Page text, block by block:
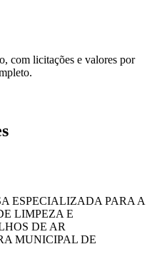
com licitações e valores por
ESPECIALIZADA PARA A
LIMPEZA E
DE AR
MUNICIPAL DE